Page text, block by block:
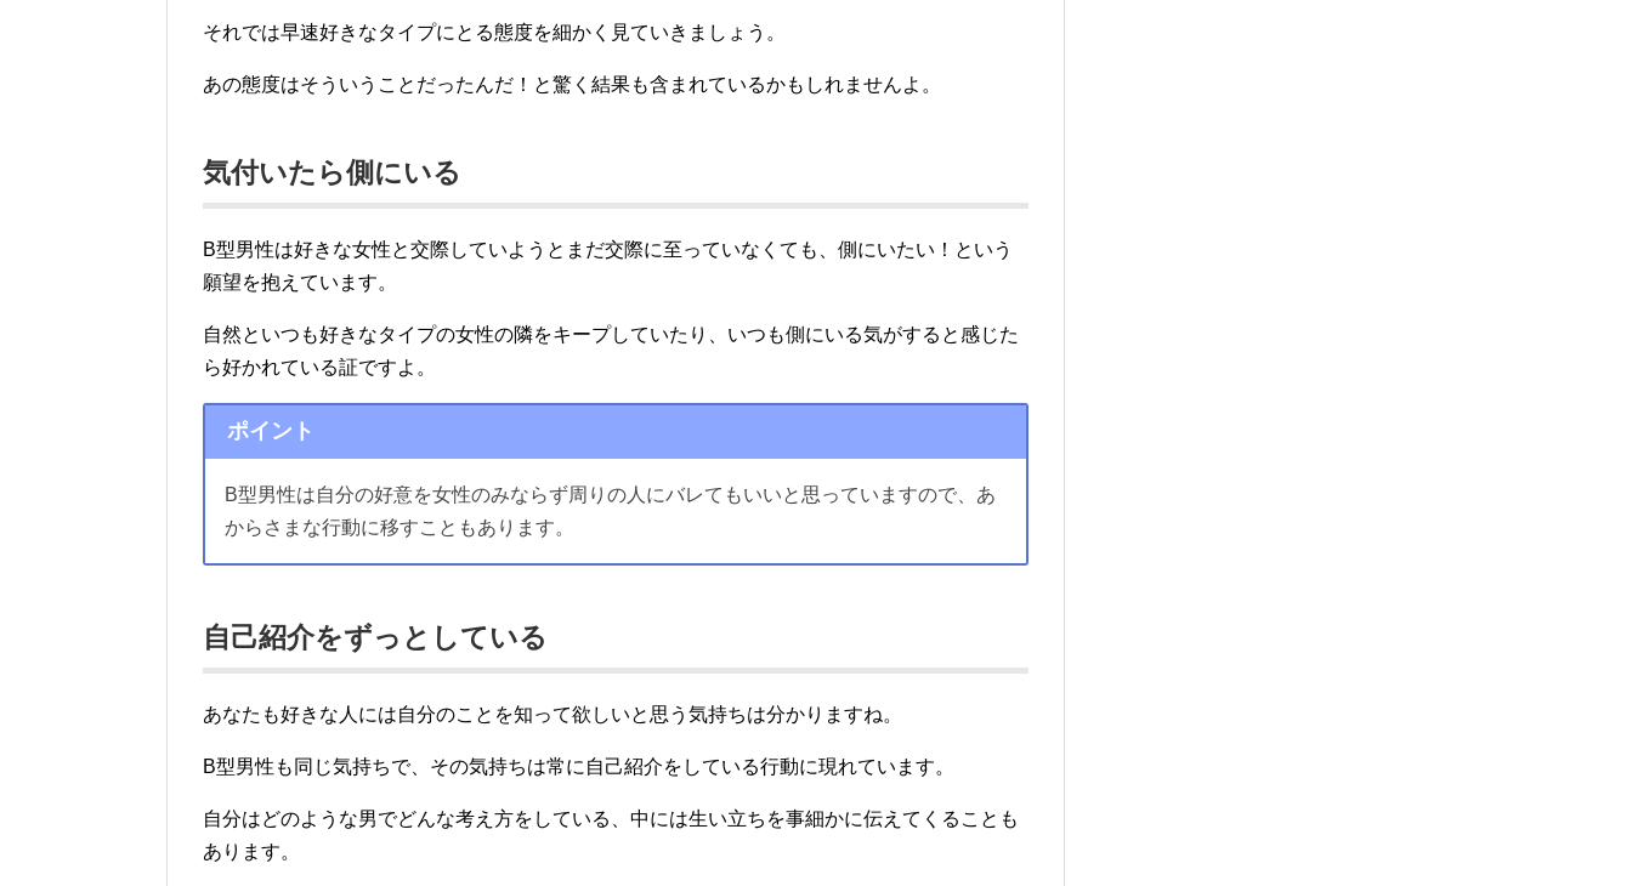
それでは早速好きなタイプにとる態度を細かく見ていきましょう。
あの態度はそういうことだったんだ！と驚く結果も含まれているかもしれませんよ。
気付いたら側にいる
B型男性は好きな女性と交際していようとまだ交際に至っていなくても、側にいたい！という
願望を抱えています。
自然といつも好きなタイプの女性の隣をキープしていたり、いつも側にいる気がすると感じた
ら好かれている証ですよ。
ポイント
B型男性は自分の好意を女性のみならず周りの人にバレてもいいと思っていますので、あ
からさまな行動に移すこともあります。
自己紹介をずっとしている
あなたも好きな人には自分のことを知って欲しいと思う気持ちは分かりますね。
B型男性も同じ気持ちで、その気持ちは常に自己紹介をしている行動に現れています。
自分はどのような男でどんな考え方をしている、中には生い立ちを事細かに伝えてくることも
あります。